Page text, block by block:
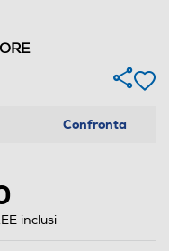
Confronta
inclusi